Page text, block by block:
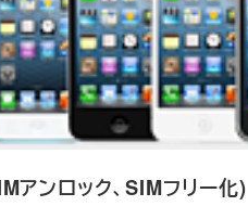
ンロック、SIMフリー化)